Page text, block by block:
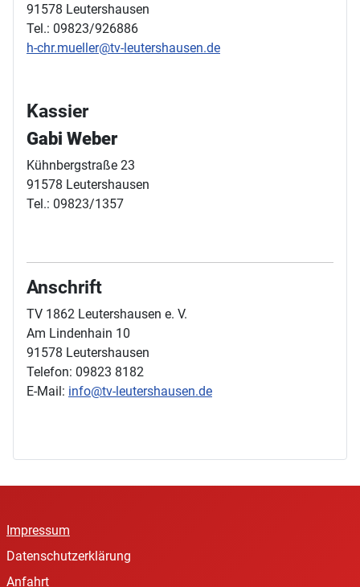
91578 Leutershausen
Tel.: 09823/926886
h-chr.mueller@tv-leutershausen.de
Kassier
Gabi Weber
Kühnbergstraße 23
91578 Leutershausen
Tel.: 09823/1357
Anschrift
TV 1862 Leutershausen e. V.
Am Lindenhain 10
91578 Leutershausen
Telefon: 09823 8182
E-Mail: info@tv-leutershausen.de
Impressum
Datenschutzerklärung
Anfahrt